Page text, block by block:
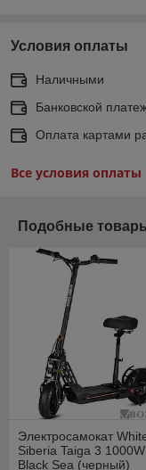
Условия оплаты
Наличными
Банковской
Оплата картами
Все условия оплаты
Подобные
Электросамокат
Siberia Taiga 3 1000W
Black Sea (черный)